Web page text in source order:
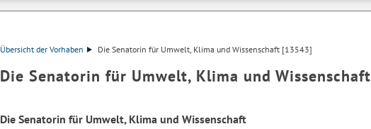
Übersicht der Vorhaben Die Senatorin für Umwelt, Klima und Wissenschaft [13543]
Die Senatorin für Umwelt, Klima und Wissenschaft
Die Senatorin für Umwelt, Klima und Wissenschaft